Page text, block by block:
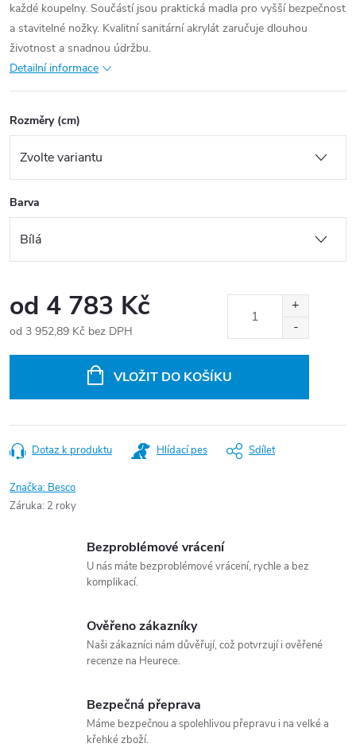
každé koupelny. Součástí jsou praktická madla pro vyšší bezpečnost
a stavitelné nožky. Kvalitní sanitární akrylát zaručuje dlouhou
životnost a snadnou údržbu.
Detailní informace
Rozměry (cm)
Barva
od 4 783 Kč
od 3 952,89 Kč bez DPH
VLOŽIT DO KOŠÍKU
Dotaz k produktu Hlídací pes Sdílet
Značka: Besco
Záruka: 2 roky
Bezproblémové vrácení
U nás máte bezproblémové vrácení, rychle a bez
komplikací.
Ověřeno zákazníky
Naši zákazníci nám důvěřují, což potvrzují i ověřené
recenze na Heurece.
Bezpečná přeprava
Máme bezpečnou a spolehlivou přepravu i na velké a
křehké zboží.